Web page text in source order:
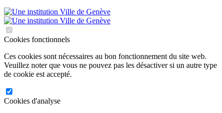
Cookies fonctionnels
Ces cookies sont nécessaires au bon fonctionnement du site web.
Veuillez noter que vous ne pouvez pas les désactiver si un autre type
de cookie est accepté.
Cookies d'analyse